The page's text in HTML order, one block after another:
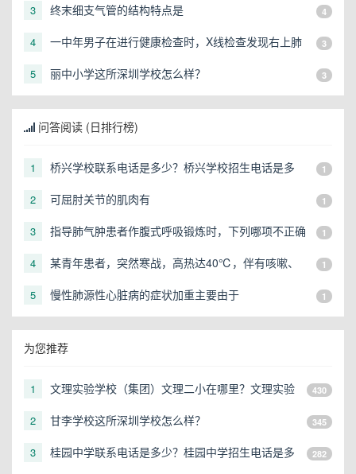
3 终末细支气管的结构特点是 4
4
一中年男子在进行健康检查时，X线检查发现右上肺
3
5 丽中小学这所深圳学校怎么样？ 3
问答阅读 (日排行榜)
1
桥兴学校联系电话是多少？桥兴学校招生电话是多
1
2 可屈肘关节的肌肉有 1
3 指导肺气肿患者作腹式呼吸锻炼时，下列哪项不正确 1
4
某青年患者，突然寒战，高热达40℃，伴有咳嗽、
／6．5kPa，脉搏102次／min，神志清，四肢暖，白
细胞20×10的9次方／L，胸片为右上肺大片状阴影，
呈段分布，诊断为
1
5 慢性肺源性心脏病的症状加重主要由于 1
为您推荐
1
文理实验学校（集团）文理二小在哪里？文理实验
430
2 甘李学校这所深圳学校怎么样？ 345
3
桂园中学联系电话是多少？桂园中学招生电话是多
282